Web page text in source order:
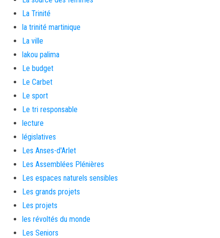
La Trinité
la trinité martinique
La ville
lakou palima
Le budget
Le Carbet
Le sport
Le tri responsable
lecture
législatives
Les Anses-d'Arlet
Les Assemblées Plénières
Les espaces naturels sensibles
Les grands projets
Les projets
les révoltés du monde
Les Seniors